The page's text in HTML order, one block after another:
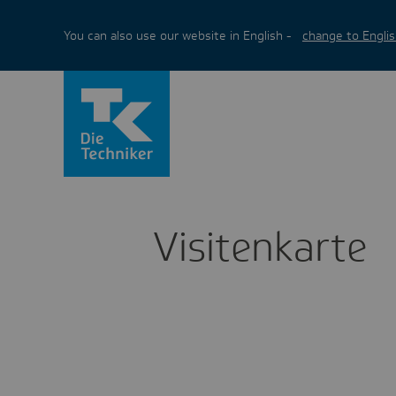
You can also use our website in English - change to
Visi­ten­karte